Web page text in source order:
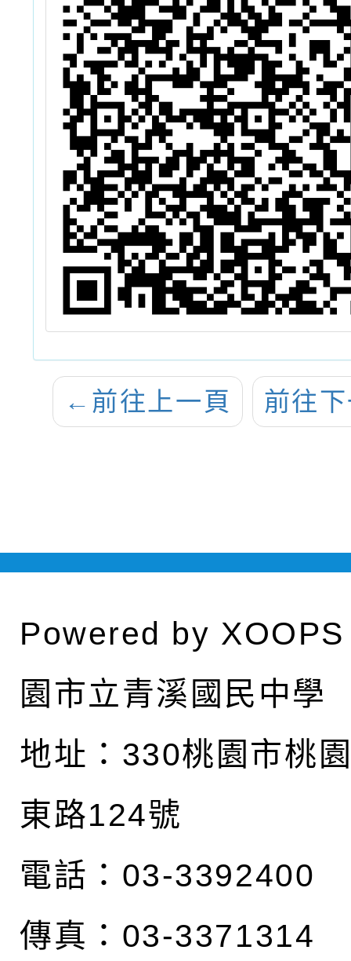
← 前往上一頁 前往
Powered by XOOPS
園市立青溪國民中學
地址： 330桃園市桃
東路124號
電話：03-3392400
傳真：03-3371314